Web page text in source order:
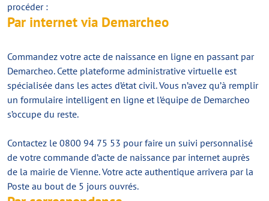
procéder :
Par internet via Demarcheo
Commandez votre acte de naissance en ligne en passant par
Demarcheo. Cette plateforme administrative virtuelle est
spécialisée dans les actes d’état civil. Vous n’avez qu’à remplir
un formulaire intelligent en ligne et l’équipe de Demarcheo
s’occupe du reste.
Contactez le 0800 94 75 53 pour faire un suivi personnalisé
de votre commande d’acte de naissance par internet auprès
de la mairie de Vienne. Votre acte authentique arrivera par la
Poste au bout de 5 jours ouvrés.